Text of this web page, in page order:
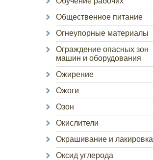
Общественное питание
Огнеупорные материалы
Ограждение опасных зон
машин и оборудования
Ожирение
Ожоги
Озон
Окислители
Окрашивание и лакировка
Оксид углерода